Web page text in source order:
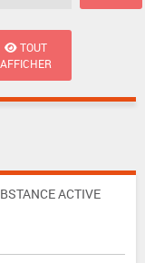
TOUT
AFFICHER
ACTIVE